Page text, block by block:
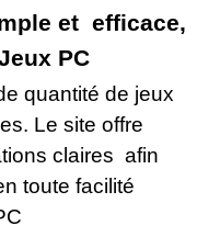
et efficace,
PC
quantité de jeux
Le site offre
claires afin
toute facilité